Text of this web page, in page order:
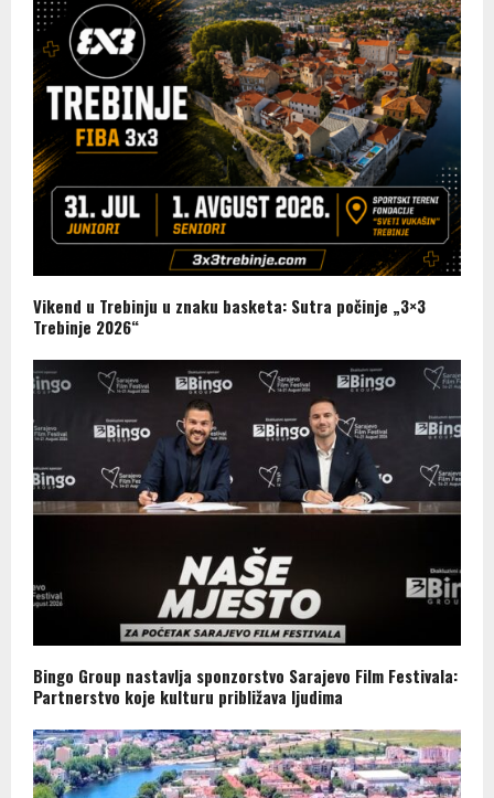
Vikend u Trebinju u znaku basketa: Sutra počinje „3×3
Trebinje 2026“
Bingo Group nastavlja sponzorstvo Sarajevo Film Festivala:
Partnerstvo koje kulturu približava ljudima